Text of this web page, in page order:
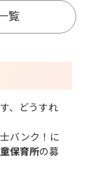
覧
、どうすれ
バンク！に
保育所の募